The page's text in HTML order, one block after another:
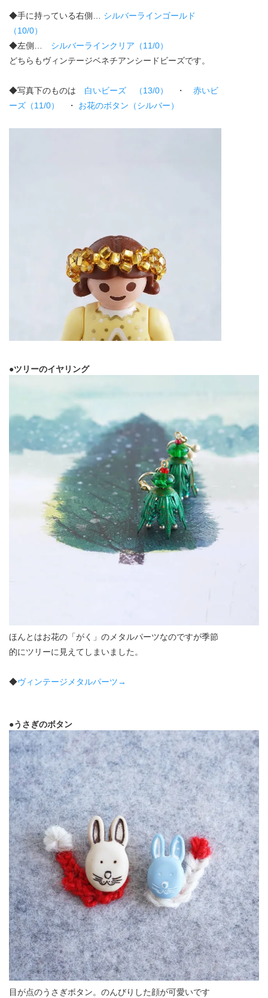
◆手に持っている右側… シルバーラインゴールド
（10/0）
◆左側… シルバーラインクリア（11/0）
どちらもヴィンテージベネチアンシードビーズです。
◆写真下のものは 白いビーズ （13/0） ・ 赤いビ
ーズ（11/0）
・ お花のボタン（シルバー）
●ツリーのイヤリング
ほんとはお花の「がく」のメタルパーツなのですが季節
的にツリーに見えてしまいました。
◆ヴィンテージメタルパーツ→
●うさぎのボタン
目が点のうさぎボタン。のんびりした顔が可愛いです